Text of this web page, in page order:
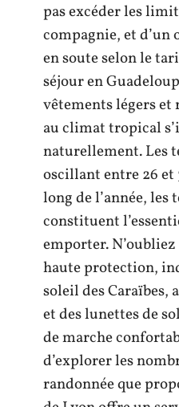
pas excéder les
compagnie, et d’un
en soute selon le
séjour en
vêtements légers et
au climat tropical
naturellement. Les
oscillant entre 26 et
long de l’année, les
constituent
emporter.
haute protection,
soleil des Caraïbes,
et des lunettes de
de marche
d’explorer les
randonnée que